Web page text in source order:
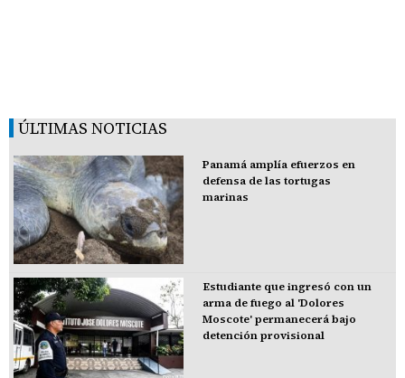
ÚLTIMAS NOTICIAS
Panamá amplía efuerzos en
defensa de las tortugas
marinas
Estudiante que ingresó con un
arma de fuego al 'Dolores
Moscote' permanecerá bajo
detención provisional